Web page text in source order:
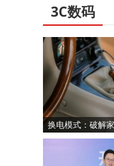
3C数码